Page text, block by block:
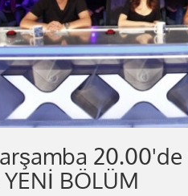
20.00'de
YENİ BÖLÜM